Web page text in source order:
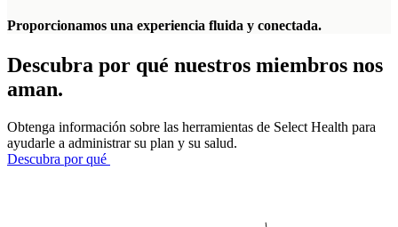
Proporcionamos una experiencia fluida y conectada.
Descubra por qué nuestros miembros nos
aman.
Obtenga información sobre las herramientas de Select Health para
ayudarle a administrar su plan y su salud.
Descubra por qué